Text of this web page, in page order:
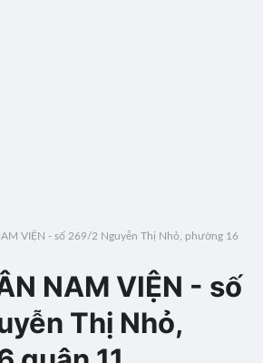
VIỆN - số 269/2 Nguyễn Thị Nhỏ, phường 16
NAM VIỆN - số
Thị Nhỏ,